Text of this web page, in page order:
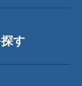
す